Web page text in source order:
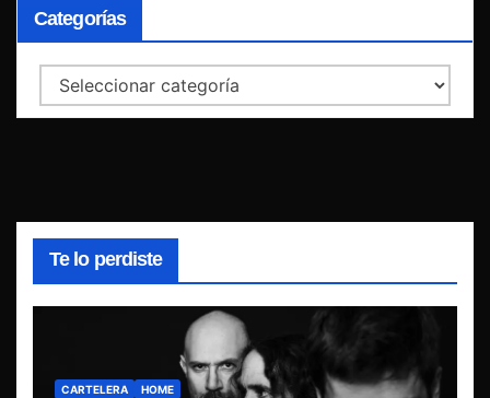
Categorías
Categorías
Te lo perdiste
CARTELERA HOME